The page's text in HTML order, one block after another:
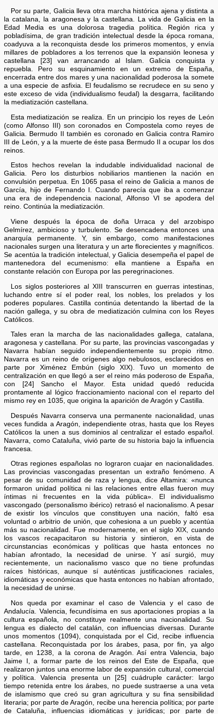
Por su parte, Galicia lleva otra marcha histórica ajena y distinta a
la catalana, la aragonesa y la castellana. La vida de Galicia en la
Edad Media es una dolorosa tragedia política. Región rica y
pobladísima, de gran tradición intelectual desde la época romana,
coadyuva a la reconquista desde los primeros momentos, y envía
millares de pobladores a los terrenos que la expansión leonesa y
castellana [23] van arrancando al Islam. Galicia conquista y
repuebla. Pero su esquinamiento en un extremo de España,
encerrada entre dos mares y una nacionalidad poderosa la somete
a una especie de asfixia. El feudalismo se recrudece en su seno y
este exceso de vida (individualismo feudal) la desgarra, facilitando
la mediatización castellana.
Esta mediatización se realiza. En un principio los reyes de León
(como Alfonso III) son coronados en Compostela como reyes de
Galicia. Bermudo II también es coronado en Galicia contra Ramiro
III de León, y a la muerte de éste pasa Bermudo II a ocupar los dos
reinos.
Estos hechos revelan la indudable individualidad nacional de
Galicia. Pero los disturbios nobiliarios mantienen la nación en
convulsión perpetua. En 1065 pasa el reino de Galicia a manos de
García, hijo de Fernando I. Cuando parecía que iba a comenzar
una era de independencia nacional, Alfonso VI se apodera del
reino. Continúa la mediatización.
Viene después la época de doña Urraca y del arzobispo
Gelmírez, ambicioso y turbulento. Se desencadena entonces una
anarquía permanente. Y, sin embargo, como manifestaciones
nacionales surgen una literatura y un arte florecientes y magníficos.
Se acentúa la tradición intelectual, y Galicia desempeña el papel de
mantenedora del ecumenismo: ella mantiene a España en
constante relación con Europa por las peregrinaciones.
Los siglos posteriores al XIII transcurren en guerras intestinas,
luchando entre sí el poder real, los nobles, los prelados y los
poderes populares. Castilla continúa detentando la libertad de la
nación gallega, y su obra de mediatización culmina con los Reyes
Católicos.
Tales eran la marcha de las nacionalidades gallega, catalana,
aragonesa y castellana. Por su parte, las provincias vascongadas y
Navarra habían seguido independientemente su propio ritmo.
Navarra es un reino de orígenes algo nebulosos, esclarecidos en
parte por Ximénez Embún (siglo XIX). Tuvo un momento de
centralización en que llegó a ser el reino más poderoso de España,
con [24] Sancho el Mayor. Esta unidad quedó reducida
prontamente al lógico fraccionamiento nacional con el reparto del
mismo rey en 1035, que origina la aparición de Aragón y Castilla.
Después Navarra conserva una permanente nacionalidad, unas
veces fundida a Aragón, independiente otras, hasta que los Reyes
Católicos la unen a sus dominios al centralizar el estado español.
Navarra, como Cataluña, vivió parte de su historia bajo la influencia
francesa.
Otras regiones españolas no lograron cuajar en nacionalidades.
Las provincias vascongadas presentan un extraño fenómeno. A
pesar de su comunidad de raza y lengua, dice Altamira: «nunca
formaron unidad política ni las relaciones entre ellas fueron muy
íntimas ni frecuentes en la vida pública». El individualismo
vascongado (personalismo ibérico) retrasó el nacionalismo. A pesar
de existir los vínculos que constituyen una nación, faltó esa
voluntad o arbitrio de unión, que cohesiona a un pueblo y acentúa
más su nacionalidad. Fue modernamente, en el siglo XIX, cuando
los vascos recapacitaron su historia y sintieron, en vista de
circunstancias económicas y políticas que hasta entonces no
habían afrontado, la necesidad de unirse. Y así surgió, muy
recientemente, un nacionalismo vasco que no tiene profundas
raíces históricas, aunque sí auténticas justificaciones raciales,
idiomáticas y económicas que hasta entonces no habían afrontado,
la necesidad de unirse.
Nos queda por examinar el caso de Valencia y el caso de
Andalucía. Valencia, fecundísima en sus aportaciones propias a la
cultura española, no constituye realmente una nacionalidad. Su
lengua es dialecto del catalán, con influencias diversas. Durante
unos momentos (1094), conquistada por el Cid, recibe influencia
castellana. Reconquistada por los árabes, pasa, por fin, ya algo
tarde, en 1238, a la corona de Aragón. Así entra Valencia, bajo
Jaime I, a formar parte de los reinos del Este de España, que
realizaron juntos una enorme labor de expansión cultural, comercial
y política. Valencia presenta un [25] cuádruple carácter: largo
tiempo retenida entre los árabes, no puede sustraerse a una veta
de islamismo que creó su gran agricultura y su fina sensibilidad
literaria; por parte de Aragón, recibe una herencia política; por parte
de Cataluña, influencias idiomáticas y jurídicas; por parte de